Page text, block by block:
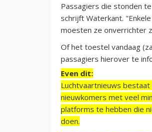
Passagiers die stonden
schrijft Waterkant.
moesten ze onverrichter
Of het toestel vandaag
passagiers hierover te
Even dit:
Luchtvaartnieuws
nieuwkomers met veel
platforms te hebben die
doen.